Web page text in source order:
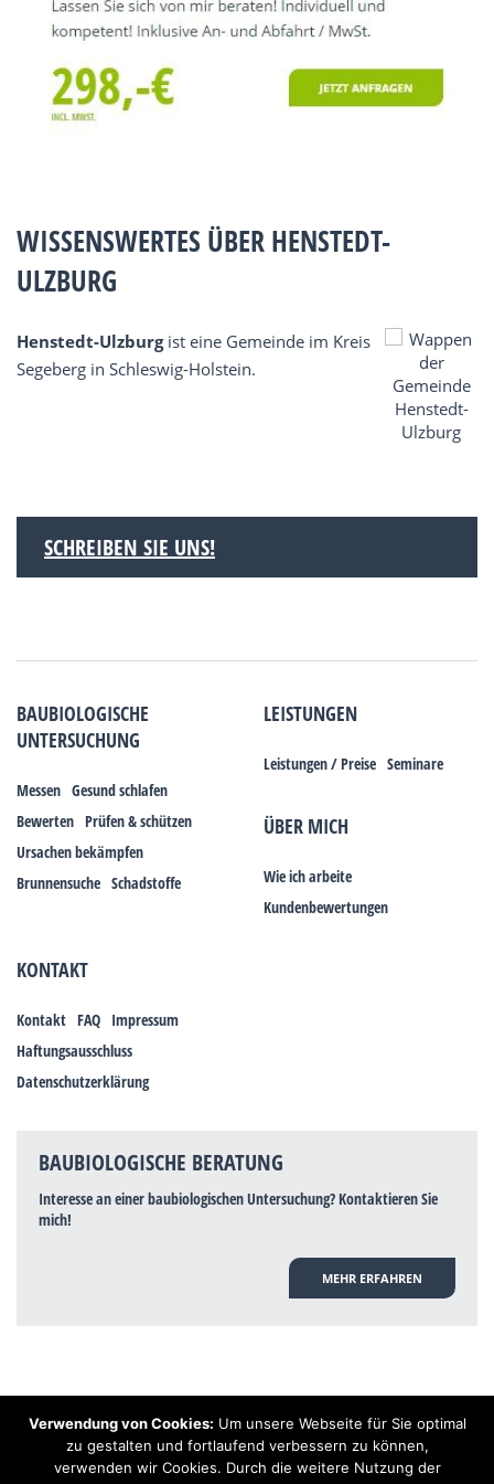
WISSENSWERTES ÜBER HENSTEDT-
ULZBURG
Henstedt-Ulzburgist eine Gemeinde im Kreis
Segeberg in Schleswig-Holstein.
SCHREIBEN SIE UNS!
BAUBIOLOGISCHE
UNTERSUCHUNG
Messen Gesund schlafen
Bewerten Prüfen & schützen
Ursachen bekämpfen
Brunnensuche Schadstoffe
LEISTUNGEN
Leistungen / Preise Seminare
ÜBER MICH
Wie ich arbeite
Kundenbewertungen
KONTAKT
Kontakt FAQ Impressum
Haftungsausschluss
Datenschutzerklärung
BAUBIOLOGISCHE BERATUNG
Interesse an einer baubiologischen Untersuchung? Kontaktieren Sie
mich!
MEHR ERFAHREN
Hinweis: Trotz zahlreicher Studien, die einen Zusammenhang zwischen
Elektrosmog und gesundheitlichen Problemen aufzeigen, ist es von der
praktischen Schulmedizin bisher wissenschaftlich nicht anerkannt, dass
Verwendung von Cookies: Um unsere Webseite für Sie optimal
zu gestalten und fortlaufend verbessern zu können,
verwenden wir Cookies. Durch die weitere Nutzung der